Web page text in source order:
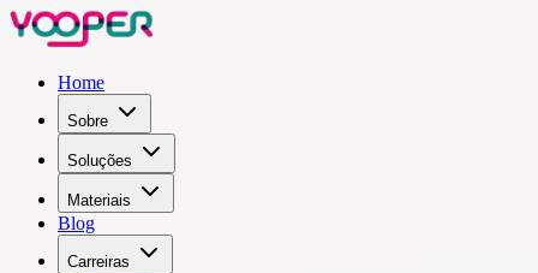
Home
Sobre
Soluções
Materiais
Blog
Carreiras